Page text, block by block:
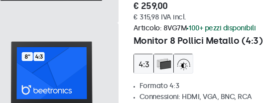
€ 259,00
€ 315,98 IVA incl.
Monitor 8 Pollici Metallo (4:3)
Articolo: 8VG7M 100+ pezzi disponibili
Formato 4:3
Connessioni: HDMI, VGA, BNC, RCA